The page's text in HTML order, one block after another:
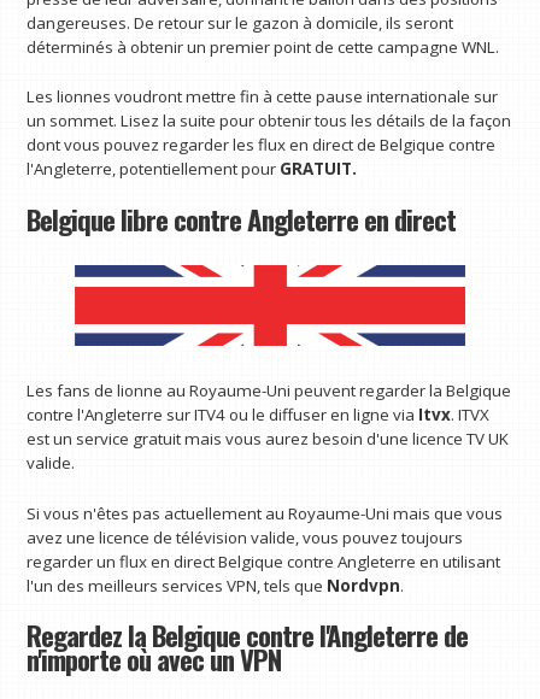
dangereuses. De retour sur le gazon à domicile, ils seront
déterminés à obtenir un premier point de cette campagne WNL.
Les lionnes voudront mettre fin à cette pause internationale sur
un sommet. Lisez la suite pour obtenir tous les détails de la façon
dont vous pouvez regarder les flux en direct de Belgique contre
l'Angleterre, potentiellement pour GRATUIT.
Belgique libre contre Angleterre en direct
Les fans de lionne au Royaume-Uni peuvent regarder la Belgique
contre l'Angleterre sur ITV4 ou le diffuser en ligne via Itvx. ITVX
est un service gratuit mais vous aurez besoin d'une licence TV UK
valide.
Si vous n'êtes pas actuellement au Royaume-Uni mais que vous
avez une licence de télévision valide, vous pouvez toujours
regarder un flux en direct Belgique contre Angleterre en utilisant
l'un des meilleurs services VPN, tels que Nordvpn.
Regardez la Belgique contre l'Angleterre de
n'importe où avec un VPN